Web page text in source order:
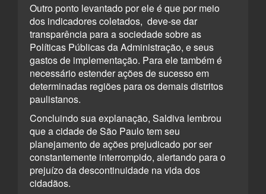
Outro ponto levantado por ele é que por meio
dos indicadores coletados, deve-se dar
transparência para a sociedade sobre as
Políticas Públicas da Administração, e seus
gastos de implementação. Para ele também é
necessário estender ações de sucesso em
determinadas regiões para os demais distritos
paulistanos.
Concluindo sua explanação, Saldiva lembrou
que a cidade de São Paulo tem seu
planejamento de ações prejudicado por ser
constantemente interrompido, alertando para o
prejuízo da descontinuidade na vida dos
cidadãos.